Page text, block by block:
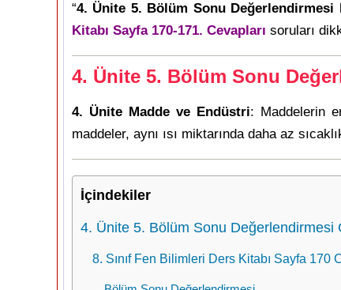
“4. Ünite 5. Bölüm Sonu Değerlendirmesi
Kitabı Sayfa 170-171. Cevapları soruları
4. Ünite 5. Bölüm Sonu
4. Ünite Madde ve Endüstri: Maddelerin
maddeler, aynı ısı miktarında daha az
İçindekiler
4. Ünite 5. Bölüm Sonu Değerlendirmesi
8. Sınıf Fen Bilimleri Ders Kitabı Sayfa 170